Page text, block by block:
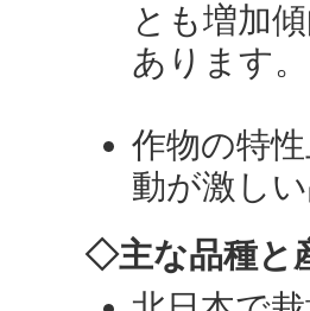
とも増加
あります。
作物の特
動が激し
◇主な品種と